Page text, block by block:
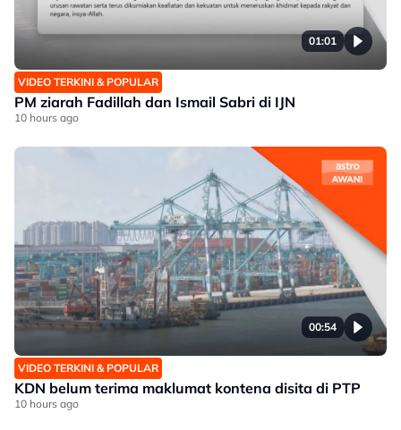
01:01
VIDEO TERKINI & POPULAR
PM ziarah Fadillah dan Ismail Sabri di IJN
10 hours ago
00:54
VIDEO TERKINI & POPULAR
KDN belum terima maklumat kontena disita di PTP
10 hours ago